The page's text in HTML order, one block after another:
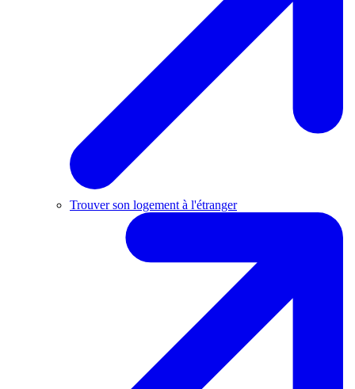
Trouver son logement à l'étranger